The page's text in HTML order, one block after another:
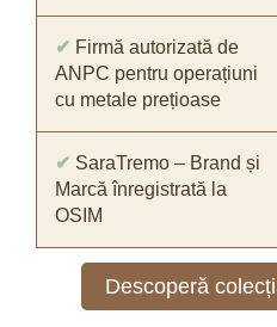
✔ Firmă autorizată de
ANPC pentru operațiuni
cu metale prețioase
✔ SaraTremo – Brand și
Marcă înregistrată la
OSIM
Descoperă